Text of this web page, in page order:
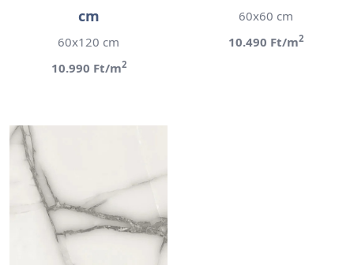
cm
60x120 cm
10.990 Ft/m2
60x60 cm
10.490 Ft/m2